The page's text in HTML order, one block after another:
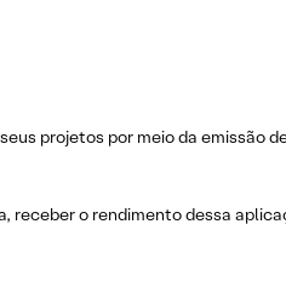
projetos por meio da emissão
receber o rendimento dessa